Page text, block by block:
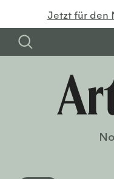
Jetzt für den